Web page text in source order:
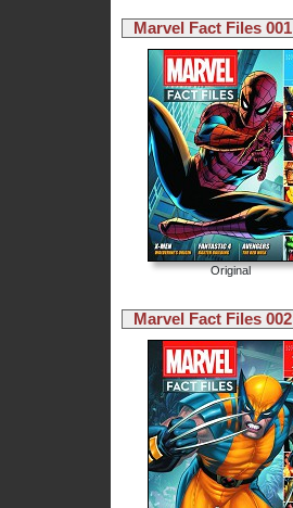
Marvel Fact Files 001
Original
Marvel Fact Files 002